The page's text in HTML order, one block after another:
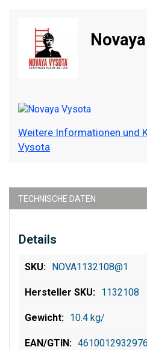
Weitere Informationen und
Vysota
TECHNISCHE DATEN
Details
NOVA1132108@1
1132108
10.4 kg/
4610012932976